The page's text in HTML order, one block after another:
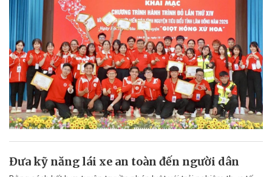
Đưa kỹ năng lái xe an toàn đến người dân